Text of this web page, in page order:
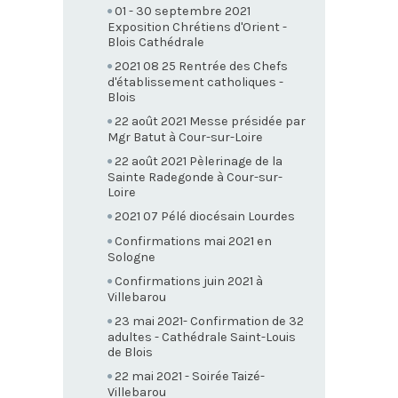
01 - 30 septembre 2021
Exposition Chrétiens d'Orient -
Blois Cathédrale
2021 08 25 Rentrée des Chefs
d'établissement catholiques -
Blois
22 août 2021 Messe présidée par
Mgr Batut à Cour-sur-Loire
22 août 2021 Pèlerinage de la
Sainte Radegonde à Cour-sur-
Loire
2021 07 Pélé diocésain Lourdes
Confirmations mai 2021 en
Sologne
Confirmations juin 2021 à
Villebarou
23 mai 2021- Confirmation de 32
adultes - Cathédrale Saint-Louis
de Blois
22 mai 2021 - Soirée Taizé-
Villebarou